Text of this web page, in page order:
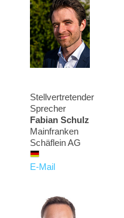
Stellvertretender
Sprecher
Fabian Schulz
Mainfranken
Schäflein AG
E-Mail